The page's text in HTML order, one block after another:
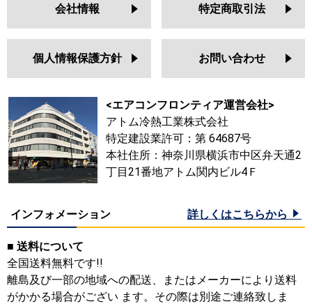
会社情報 特定商取引法
個人情報保護方針 お問い合わせ
<エアコンフロンティア運営会社>
アトム冷熱工業株式会社
特定建設業許可：第 64687号
本社住所：神奈川県横浜市中区弁天通2
丁目21番地アトム関内ビル4Ｆ
インフォメーション 詳しくはこちらから
■ 送料について
全国送料無料です!!
離島及び一部の地域への配送、またはメーカーにより送料
がかかる場合がござい ます。その際は別途ご連絡致しま